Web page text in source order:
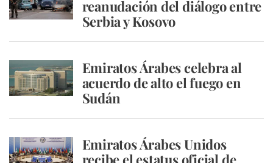
reanudación del diálogo entre
Serbia y Kosovo
Emiratos Árabes celebra al
acuerdo de alto el fuego en
Sudán
Emiratos Árabes Unidos
recibe el estatus oficial de